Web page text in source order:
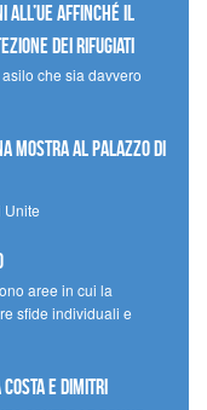
all’UE affinché il
dei rifugiati
che sia davvero
mostra al Palazzo di
Unite
aree in cui la
sfide individuali e
e Dimitri